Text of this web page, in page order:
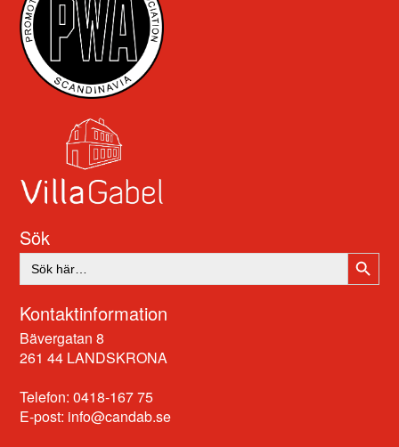
Sök
Sök
efter:
Kontaktinformation
Bävergatan 8
261 44 LANDSKRONA
Telefon: 0418-167 75
E-post: info@candab.se